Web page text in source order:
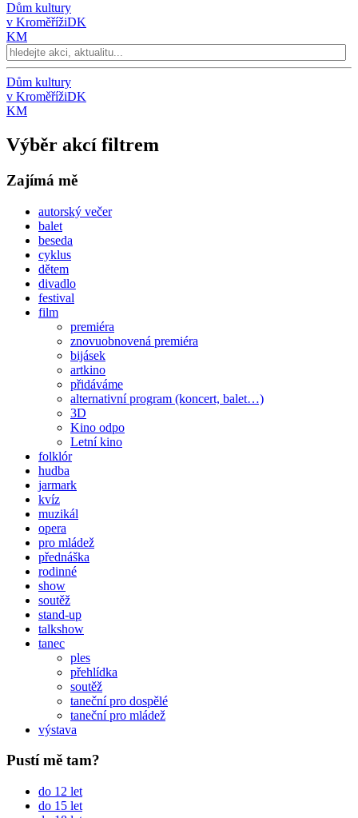
Dům kultury
v KroměřížiDK
KM
Dům kultury
v KroměřížiDK
KM
Výběr akcí filtrem
Zajímá mě
autorský večer
balet
beseda
cyklus
dětem
divadlo
festival
film
premiéra
znovuobnovená premiéra
bijásek
artkino
přidáváme
alternativní program (koncert, balet…)
3D
Kino odpo
Letní kino
folklór
hudba
jarmark
kvíz
muzikál
opera
pro mládež
přednáška
rodinné
show
soutěž
stand-up
talkshow
tanec
ples
přehlídka
soutěž
taneční pro dospělé
taneční pro mládež
výstava
Pustí mě tam?
do 12 let
do 15 let